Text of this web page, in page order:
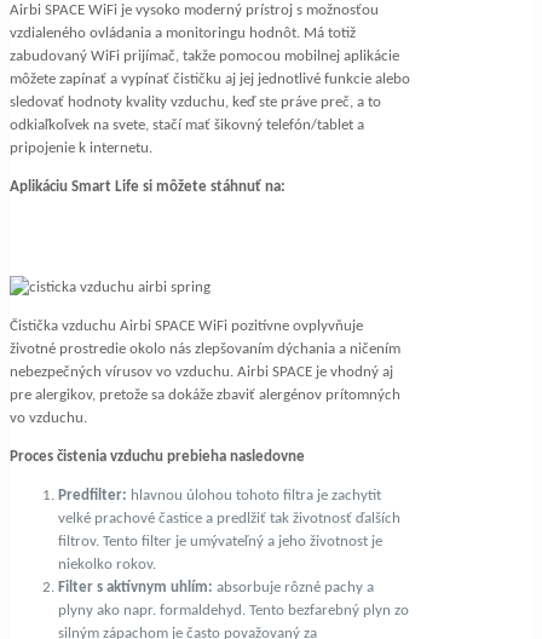
Airbi SPACE WiFi je vysoko moderný prístroj s možnosťou
vzdialeného ovládania a monitoringu hodnôt. Má totiž
zabudovaný WiFi prijímač, takže pomocou mobilnej aplikácie
môžete zapínať a vypínať čističku aj jej jednotlivé funkcie alebo
sledovať hodnoty kvality vzduchu, keď ste práve preč, a to
odkiaľkoľvek na svete, stačí mať šikovný telefón/tablet a
pripojenie k internetu.
Aplikáciu Smart Life si môžete stáhnuť na:
Čistička vzduchu Airbi SPACE WiFi pozitívne ovplyvňuje
životné prostredie okolo nás zlepšovaním dýchania a ničením
nebezpečných vírusov vo vzduchu. Airbi SPACE je vhodný aj
pre alergikov, pretože sa dokáže zbaviť alergénov prítomných
vo vzduchu.
Proces čistenia vzduchu prebieha nasledovne
Predfilter: hlavnou úlohou tohoto filtra je zachytit
velké prachové častice a predlžiť tak životnosť ďalších
filtrov. Tento filter je umývateľný a jeho životnost je
niekolko rokov.
Filter s aktívnym uhlím: absorbuje rôzné pachy a
plyny ako napr. formaldehyd. Tento bezfarebný plyn zo
silným zápachom je často považovaný za